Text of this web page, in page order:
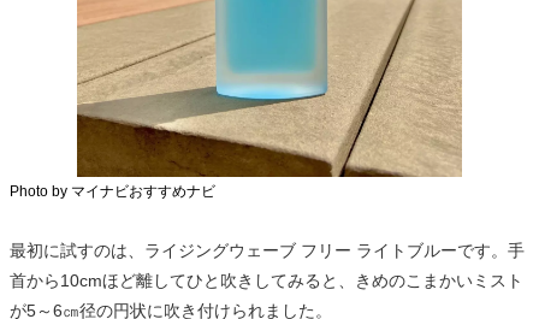
Photo by マイナビおすすめナビ
最初に試すのは、ライジングウェーブ フリー ライトブルーです。手
首から10cmほど離してひと吹きしてみると、きめのこまかいミスト
が5～6㎝径の円状に吹き付けられました。